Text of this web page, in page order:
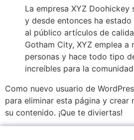
La empresa XYZ Doohickey
y desde entonces ha
al público artículos de
Gotham City, XYZ emplea a
personas y hace todo tipo
increíbles para la
Como nuevo usuario de
para eliminar esta página y crear
su contenido. ¡Que te diviertas!